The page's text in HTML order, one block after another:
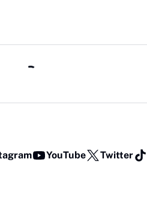
YouTube Twitter